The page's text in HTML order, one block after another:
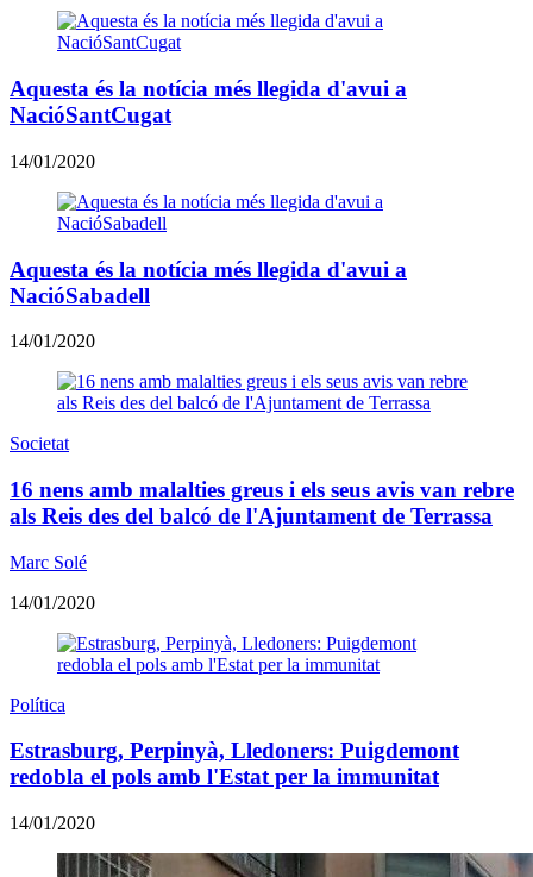
Aquesta és la notícia més llegida d'avui a
NacióSantCugat
14/01/2020
Aquesta és la notícia més llegida d'avui a
NacióSabadell
14/01/2020
Societat
16 nens amb malalties greus i els seus avis van rebre
als Reis des del balcó de l'Ajuntament de Terrassa
Marc Solé
14/01/2020
Política
Estrasburg, Perpinyà, Lledoners: Puigdemont
redobla el pols amb l'Estat per la immunitat
14/01/2020